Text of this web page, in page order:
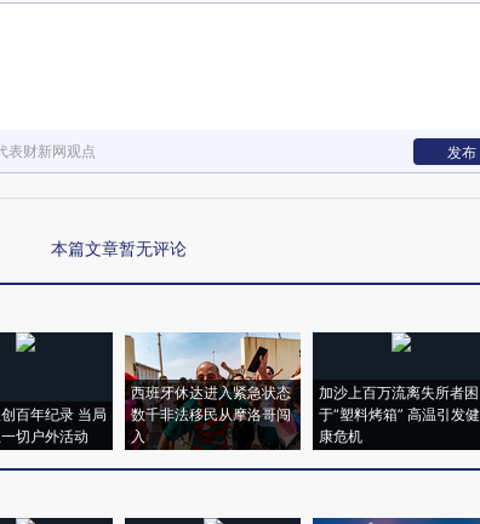
表财新网观点 发布
本篇文章暂无评论
百年纪录 当局
切户外活动
西班牙休达进入紧急状态
数千非法移民从摩洛哥闯
入
加沙上百万流离失所者困
于“塑料烤箱” 高温引发健
康危机